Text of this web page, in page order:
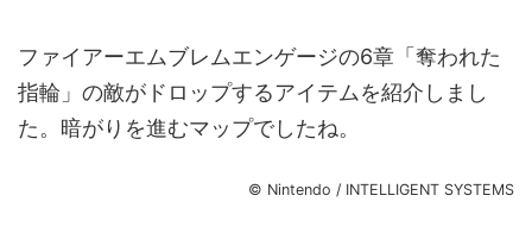
ファイアーエムブレムエンゲージの6章「奪われた
指輪」の敵がドロップするアイテムを紹介しまし
た。暗がりを進むマップでしたね。
© Nintendo / INTELLIGENT SYSTEMS